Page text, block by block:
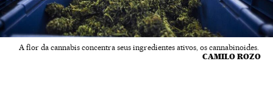
A flor da cannabis concentra seus ingredientes ativos, os cannabinoides.
CAMILO ROZO